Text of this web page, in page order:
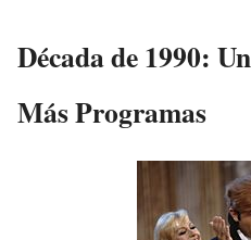
Década de 1990:
Más Programas